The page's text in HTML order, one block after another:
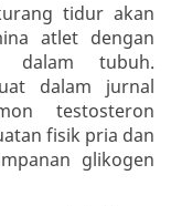
tidur akan
atlet dengan
dalam tubuh.
dalam jurnal
testosteron
fisik pria dan
glikogen